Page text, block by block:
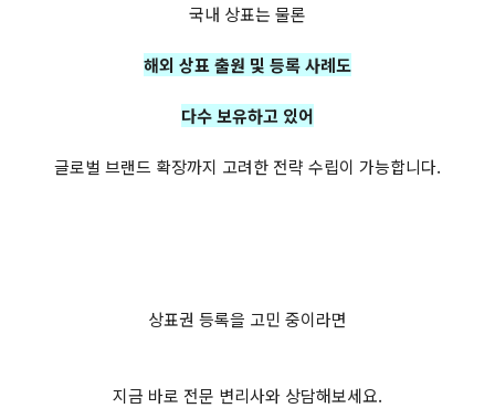
국내 상표는 물론
해외 상표 출원 및 등록 사례도
다수 보유하고 있어
글로벌 브랜드 확장까지 고려한 전략 수립이 가능합니다.
상표권 등록을 고민 중이라면
지금 바로 전문 변리사와 상담해보세요.